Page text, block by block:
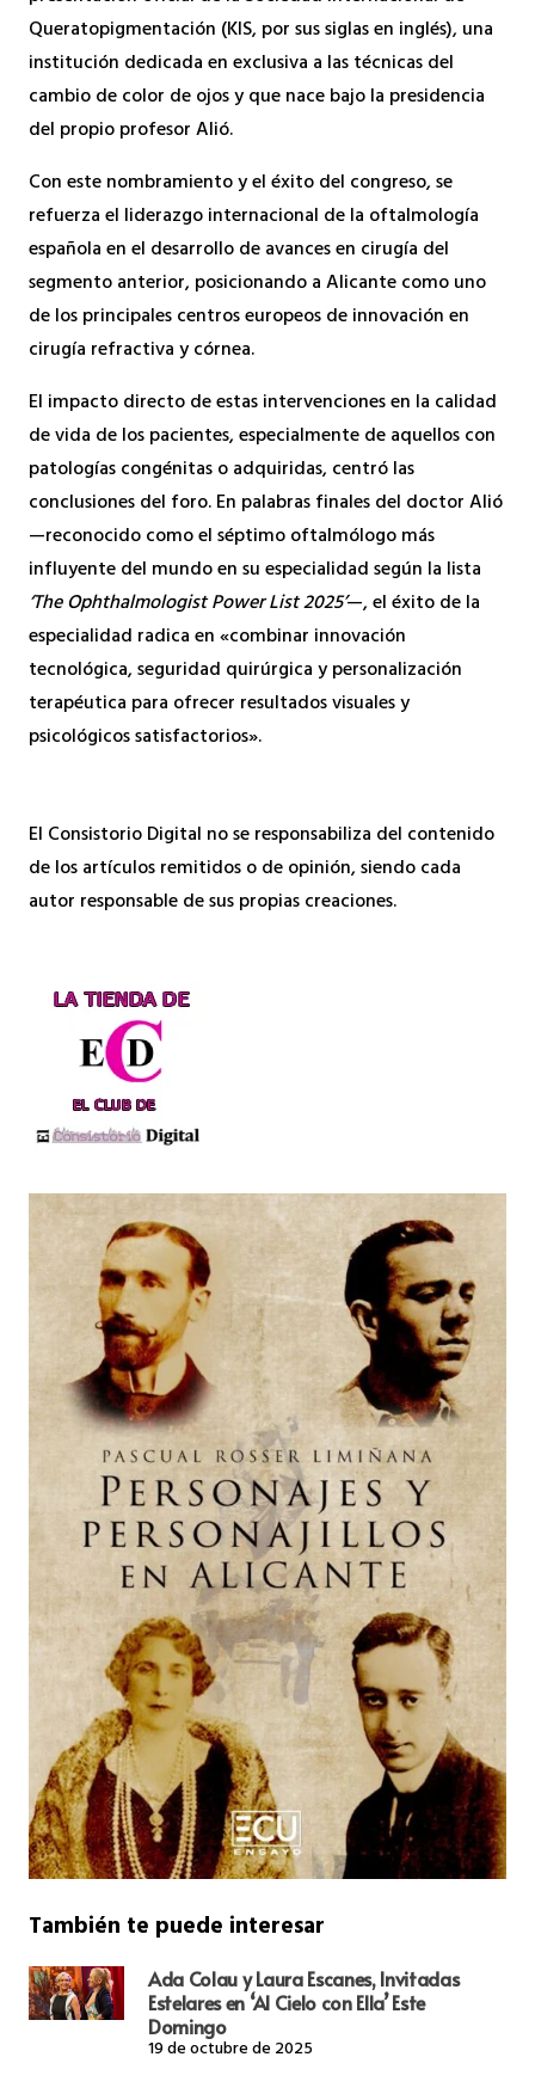
Queratopigmentación (KIS, por sus siglas en inglés), una
institución dedicada en exclusiva a las técnicas del
cambio de color de ojos y que nace bajo la presidencia
del propio profesor Alió.
Con este nombramiento y el éxito del congreso, se
refuerza el liderazgo internacional de la oftalmología
española en el desarrollo de avances en cirugía del
segmento anterior, posicionando a Alicante como uno
de los principales centros europeos de innovación en
cirugía refractiva y córnea.
El impacto directo de estas intervenciones en la calidad
de vida de los pacientes, especialmente de aquellos con
patologías congénitas o adquiridas, centró las
conclusiones del foro. En palabras finales del doctor Alió
—reconocido como el séptimo oftalmólogo más
influyente del mundo en su especialidad según la lista
‘The Ophthalmologist Power List 2025’—, el éxito de la
especialidad radica en «combinar innovación
tecnológica, seguridad quirúrgica y personalización
terapéutica para ofrecer resultados visuales y
psicológicos satisfactorios».
El Consistorio Digital no se responsabiliza del contenido
de los artículos remitidos o de opinión, siendo cada
autor responsable de sus propias creaciones.
También te puede interesar
Ada Colau y Laura Escanes, Invitadas
Estelares en ‘Al Cielo con Ella’ Este
Domingo
19 de octubre de 2025